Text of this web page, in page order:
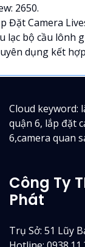
2650.
Đặt Camera
lạc bộ cầu lônh
dụng kết
Cloud keyword:
quận 6, lắp đặt
6,camera quan
Công Ty
Phát
Trụ Sở: 51 Lũy